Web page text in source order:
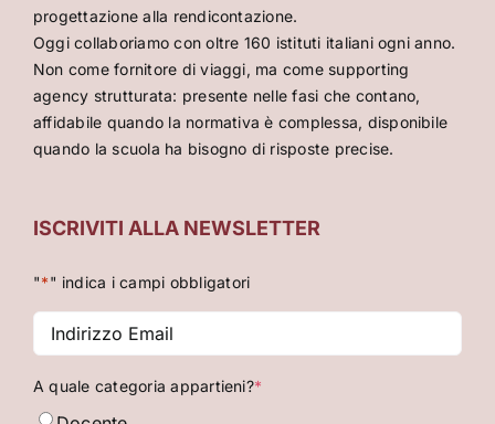
progettazione alla rendicontazione.
Oggi collaboriamo con oltre 160 istituti italiani ogni anno.
Non come fornitore di viaggi, ma come supporting
agency strutturata: presente nelle fasi che contano,
affidabile quando la normativa è complessa, disponibile
quando la scuola ha bisogno di risposte precise.
ISCRIVITI ALLA NEWSLETTER
"*" indica i campi obbligatori
Indirizzo
Email*
A quale categoria appartieni?*